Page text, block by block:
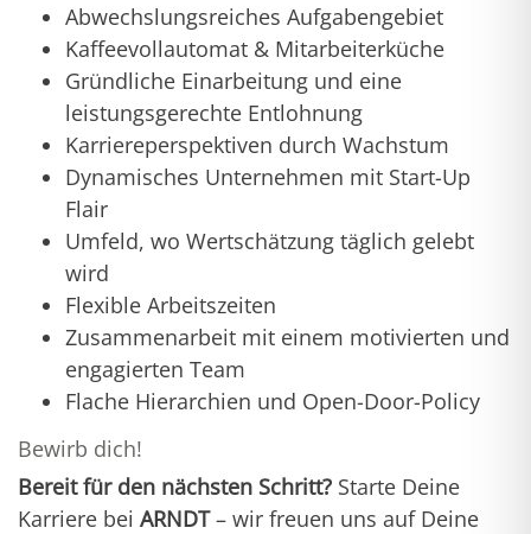
Abwechslungsreiches Aufgabengebiet
Kaffeevollautomat & Mitarbeiterküche
Gründliche Einarbeitung und eine
leistungsgerechte Entlohnung
Karriereperspektiven durch Wachstum
Dynamisches Unternehmen mit Start-Up
Flair
Umfeld, wo Wertschätzung täglich gelebt
wird
Flexible Arbeitszeiten
Zusammenarbeit mit einem motivierten und
engagierten Team
Flache Hierarchien und Open-Door-Policy
Bewirb dich!
Bereit für den nächsten Schritt? Starte Deine
Karriere bei ARNDT– wir freuen uns auf Deine